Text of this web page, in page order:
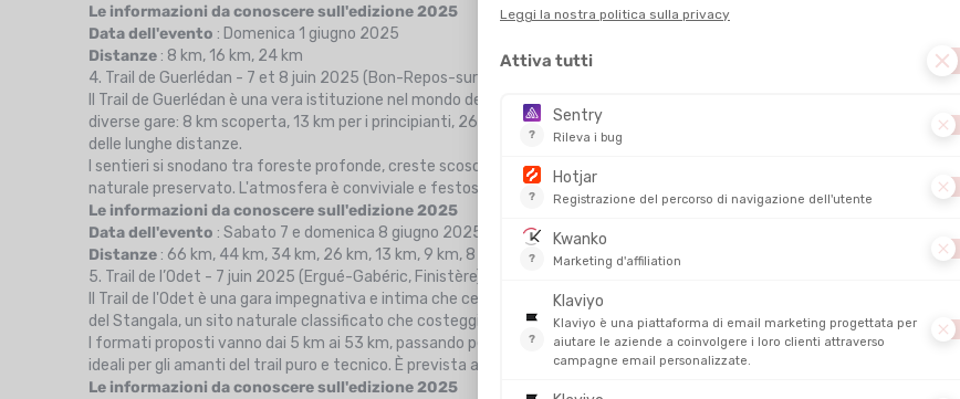
Le informazioni da conoscere sull'edizione 2025
Data dell'evento : Domenica 1 giugno 2025
Distanze : 8 km, 16 km, 24 km
4. Trail de Guerlédan - 7 et 8 juin 2025 (Bon-Repos-sur-Blavet, Côtes-d’Armor)
Il Trail de Guerlédan è una vera istituzione nel mondo del trail bretone. Intorno al celebre lago di Guerlédan vengono proposte
diverse gare: 8 km scoperta, 13 km per i principianti, 26 km e 36 km per i confermati, e un ultra di 65 km per gli appassionati
delle lunghe distanze.
I sentieri si snodano tra foreste profonde, creste scoscese, antiche cave di ardesia e salite tecniche, in un ambiente
naturale preservato. L'atmosfera è conviviale e festosa, con numerosi volontari e animazioni durante tutto il weekend.
Le informazioni da conoscere sull'edizione 2025
Data dell'evento : Sabato 7 e domenica 8 giugno 2025
Distanze : 66 km, 44 km, 34 km, 26 km, 13 km, 9 km, 8 km
5. Trail de l’Odet - 7 juin 2025 (Ergué-Gabéric, Finistère)
Il Trail de l'Odet è una gara impegnativa e intima che celebra la sua 20ª edizione quest'anno. Vi immerge nella valle selvaggia
del Stangala, un sito naturale classificato che costeggia il fiume Odet, con le sue scogliere, i boschi e i tratti tecnici.
I formati proposti vanno dai 5 km ai 53 km, passando per i 13 e i 26 km. I percorsi sono molto fisici, con tratti ripidi e stretti,
ideali per gli amanti del trail puro e tecnico. È prevista anche una camminata di 12 km per accompagnatori o escursionisti.
Le informazioni da conoscere sull'edizione 2025